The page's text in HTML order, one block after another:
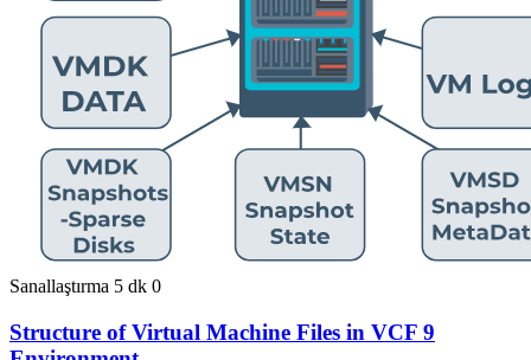
Sanallaştırma 5 dk 0
Structure of Virtual Machine Files in VCF 9